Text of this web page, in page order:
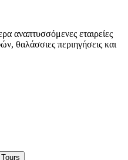
αναπτυσσόμενες εταιρείες
θαλάσσιες περιηγήσεις και